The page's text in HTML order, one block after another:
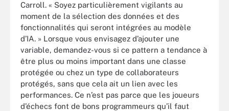
Carroll. « Soyez particulièrement vigilants au
moment de la sélection des données et des
fonctionnalités qui seront intégrées au modèle
d’IA. » Lorsque vous envisagez d’ajouter une
variable, demandez-vous si ce pattern a tendance à
être plus ou moins important dans une classe
protégée ou chez un type de collaborateurs
protégés, sans que cela ait un lien avec les
performances. Ce n’est pas parce que les joueurs
d’échecs font de bons programmeurs qu’il faut